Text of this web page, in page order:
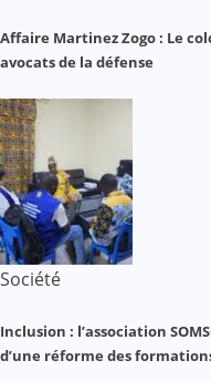
Affaire Martinez Zogo : Le
avocats de la défense
Société
Inclusion : l’association
d’une réforme des